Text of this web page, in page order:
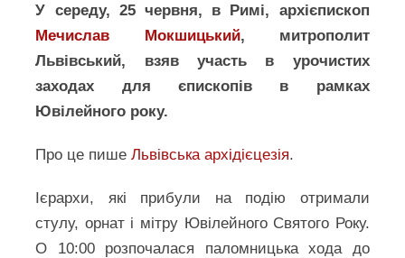
У середу, 25 червня, в Римі, архієпископ
Мечислав Мокшицький, митрополит
Львівський, взяв участь в урочистих
заходах для єпископів в рамках
Ювілейного року.
Про це пишеЛьвівська архідієцезія.
Ієрархи, які прибули на подію отримали
стулу, орнат і мітру Ювілейного Святого Року.
О 10:00 розпочалася паломницька хода до